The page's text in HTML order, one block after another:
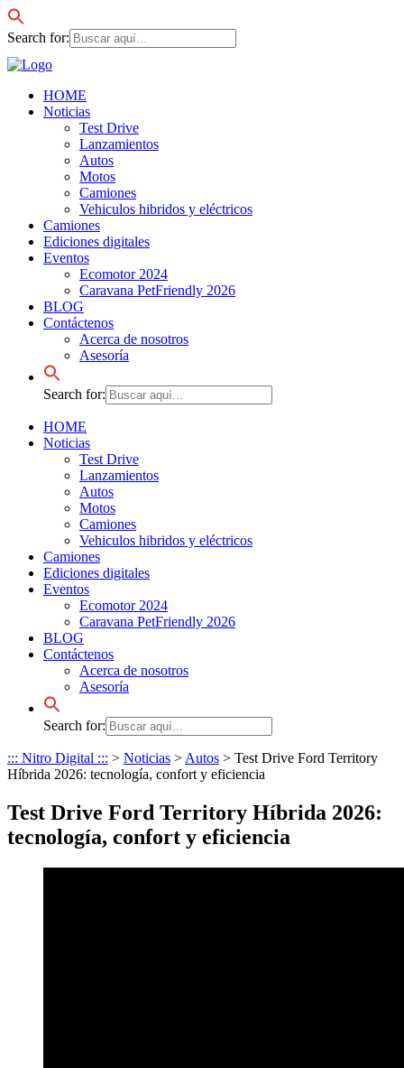
Search for:
HOME
Noticias
Test Drive
Lanzamientos
Autos
Motos
Camiones
Vehiculos hibridos y eléctricos
Camiones
Ediciones digitales
Eventos
Ecomotor 2024
Caravana PetFriendly 2026
BLOG
Contáctenos
Acerca de nosotros
Asesoría
Search for:
HOME
Noticias
Test Drive
Lanzamientos
Autos
Motos
Camiones
Vehiculos hibridos y eléctricos
Camiones
Ediciones digitales
Eventos
Ecomotor 2024
Caravana PetFriendly 2026
BLOG
Contáctenos
Acerca de nosotros
Asesoría
Search for:
::: Nitro Digital ::: > Noticias > Autos > Test Drive Ford Territory
Híbrida 2026: tecnología, confort y eficiencia
Test Drive Ford Territory Híbrida 2026:
tecnología, confort y eficiencia